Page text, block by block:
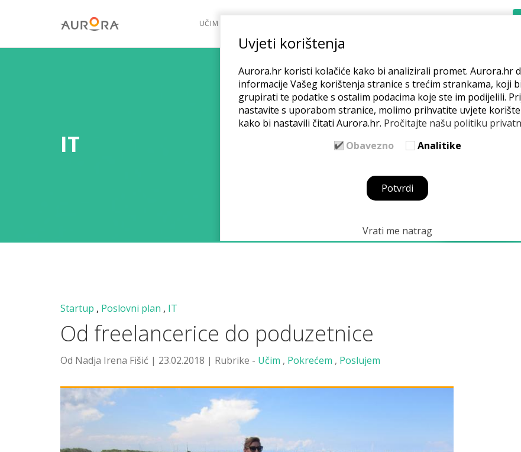
Uvjeti korištenja
Aurora.hr koristi kolačiće kako bi analizirali promet. Aurora.hr
informacije Vašeg korištenja stranice s trećim strankama, koji
grupirati te podatke s ostalim podacima koje ste im podijelili.
nastavite s uporabom stranice, molimo prihvatite uvjete
kako bi nastavili čitati Aurora.hr. Pročitajte našu politiku
Obavezno
Analitike
Potvrdi
Vrati me natrag
UČIM
IT
Startup , Poslovni plan , IT
Od freelancerice do poduzetnice
Od Nadja Irena Fišić | 23.02.2018 | Rubrike - Učim , Pokrećem , Poslujem